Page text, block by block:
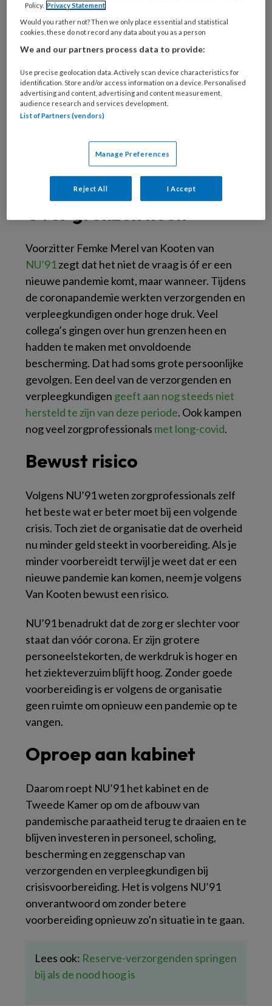
Picscout
Pandemische paraatheid betekent hoe goed
Nederland is voorbereid op een nieuwe
uitbraak van een besmettelijke ziekte, zoals
corona. Het gaat daarbij om voldoende
beschermingsmiddelen, duidelijke protocollen,
extra scholing, genoeg personeel om
over opschaling van zorg. Kortom: alles wat
nodig is om tijdens een grote uitbraak veilig en
georganiseerd te kunnen werken.
Over grenzen heen
Voorzitter Femke Merel van Kooten van
NU’91 zegt dat het niet de vraag is óf er een
nieuwe pandemie komt, maar wanneer. Tijdens
de coronapandemie werkten verzorgenden en
verpleegkundigen onder hoge druk. Veel
collega’s gingen over hun grenzen heen en
hadden te maken met onvoldoende
bescherming. Dat had soms grote persoonlijke
gevolgen. Een deel van de verzorgenden en
verpleegkundigen geeft aan nog steeds niet
hersteld te zijn van deze periode. Ook kampen
nog veel zorgprofessionals met long-covid.
Bewust risico
Volgens NU’91 weten zorgprofessionals zelf
het beste wat er beter moet bij een volgende
crisis. Toch ziet de organisatie dat de overheid
nu minder geld steekt in voorbereiding. Als je
minder voorbereidt terwijl je weet dat er een
nieuwe pandemie kan komen, neem je volgens
Van Kooten bewust een risico.
NU’91 benadrukt dat de zorg er slechter voor
staat dan vóór corona. Er zijn grotere
personeelstekorten, de werkdruk is hoger en
het ziekteverzuim blijft hoog. Zonder goede
voorbereiding is er volgens de organisatie
geen ruimte om opnieuw een pandemie op te
vangen.
Oproep aan kabinet
Daarom roept NU’91 het kabinet en de
Tweede Kamer op om de afbouw van
pandemische paraatheid terug te draaien en te
blijven investeren in personeel, scholing,
bescherming en zeggenschap van
verzorgenden en verpleegkundigen bij
crisisvoorbereiding. Het is volgens NU’91
onverantwoord om zonder betere
voorbereiding opnieuw zo’n situatie in te gaan.
Lees ook: Reserve-verzorgenden springen
bij als de nood hoog is
Policy. Privacy Statement
Would you rather not? Then we only place essential and statistical
cookies, these do not record any data about you as a person
We and our partners process data to provide:
Use precise geolocation data. Actively scan device characteristics for
identification. Store and/or access information on a device. Personalised
advertising and content, advertising and content measurement,
audience research and services development.
List of Partners (vendors)
Manage Preferences
Reject All I Accept